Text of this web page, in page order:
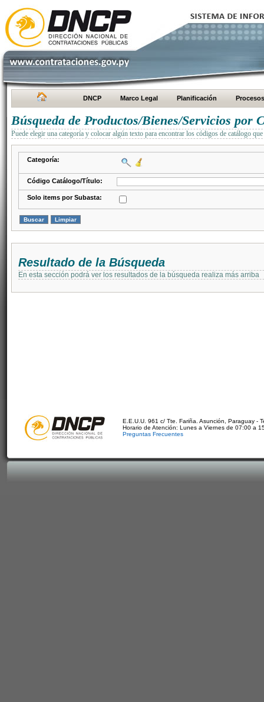
DNCP Marco Legal Planificación Procesos
Búsqueda de Productos/Bienes/Servicios por
Puede elegir una categoría y colocar algún texto para encontrar los códigos de catálogo
Categoría:
Código Catálogo/Título:
Solo items por Subasta:
Resultado de la Búsqueda
En esta sección podrá ver los resultados de la búsqueda realiza más arriba
E.E.U.U. 961 c/ Tte. Fariña. Asunción, Paraguay -
Horario de Atención: Lunes a Viernes de 07:00 a
Preguntas Frecuentes